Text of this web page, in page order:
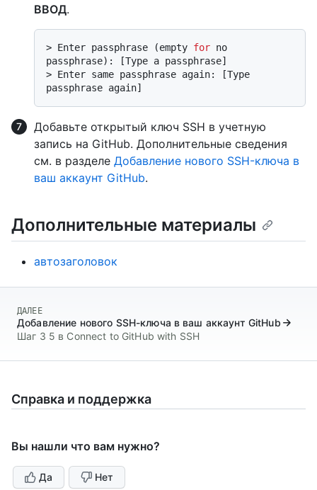
ВВОД.
> Enter passphrase (empty for no
passphrase): [Type a passphrase]
> Enter same passphrase again: [Type
passphrase again]
Добавьте открытый ключ SSH в учетную
запись на GitHub. Дополнительные сведения
см. в разделе Добавление нового SSH-ключа в
ваш аккаунт GitHub.
Дополнительные материалы
автозаголовок
ДАЛЕЕ
Добавление нового SSH-ключа в ваш аккаунт GitHub
Шаг 3 5 в Connect to GitHub with SSH
Справка и поддержка
Вы нашли что вам нужно?
Да Нет